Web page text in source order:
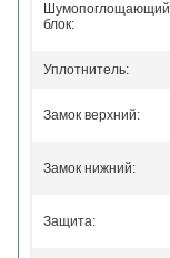
Шумопоглощающий
блок:
Уплотнитель:
Замок верхний:
Замок нижний:
Защита: